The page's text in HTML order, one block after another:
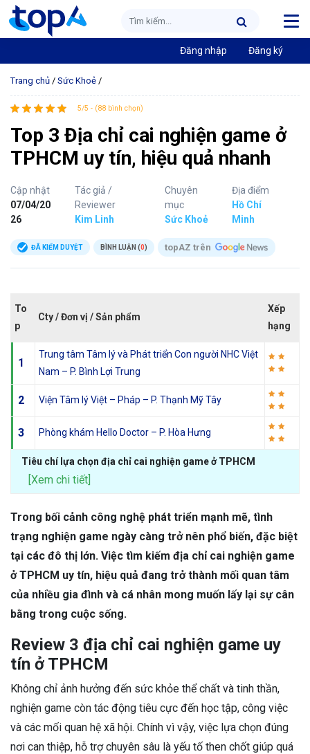
Đăng nhập Đăng ký
Trang chủ / Sức Khoẻ /
5/5 - (88 bình chọn)
Top 3 Địa chỉ cai nghiện game ở
TPHCM uy tín, hiệu quả nhanh
Cập nhật
07/04/20
26
Tác giả /
Reviewer
Kim Linh
Chuyên
mục
Sức Khoẻ
Địa điểm
Hồ Chí
Minh
ĐÃ KIỂM DUYỆT BÌNH LUẬN (0) topAZ trên
To
p
Cty / Đơn vị / Sản phẩm
Xếp
hạng
1
Trung tâm Tâm lý và Phát triển Con người NHC Việt
Nam – P. Bình Lợi Trung
2 Viện Tâm lý Việt – Pháp – P. Thạnh Mỹ Tây
3 Phòng khám Hello Doctor – P. Hòa Hưng
Tiêu chí lựa chọn địa chỉ cai nghiện game ở TPHCM
[Xem chi tiết]
Trong bối cảnh công nghệ phát triển mạnh mẽ, tình
trạng nghiện game ngày càng trở nên phổ biến, đặc biệt
tại các đô thị lớn. Việc tìm kiếm địa chỉ cai nghiện game
ở TPHCM uy tín, hiệu quả đang trở thành mối quan tâm
của nhiều gia đình và cá nhân mong muốn lấy lại sự cân
bằng trong cuộc sống.
Review 3 địa chỉ cai nghiện game uy
tín ở TPHCM
Không chỉ ảnh hưởng đến sức khỏe thể chất và tinh thần,
nghiện game còn tác động tiêu cực đến học tập, công việc
và các mối quan hệ xã hội. Chính vì vậy, việc lựa chọn đúng
nơi can thiệp, hỗ trợ chuyên sâu là yếu tố then chốt giúp quá